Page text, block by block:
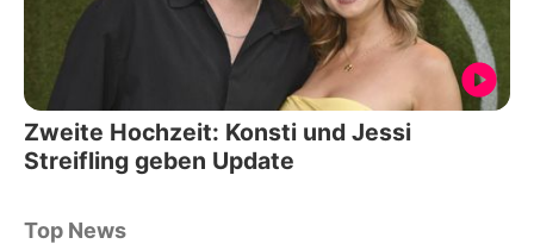
Zweite Hochzeit: Konsti und Jessi
Streifling geben Update
Top News